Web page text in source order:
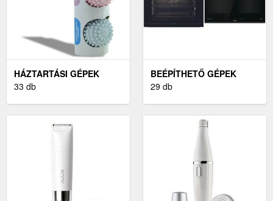
HÁZTARTÁSI GÉPEK
KIEGÉSZÍTŐI
33 db
BEÉPÍTHETŐ GÉPEK
29 db